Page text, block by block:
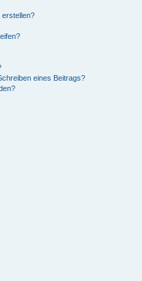
erstellen?
eines Beitrags?